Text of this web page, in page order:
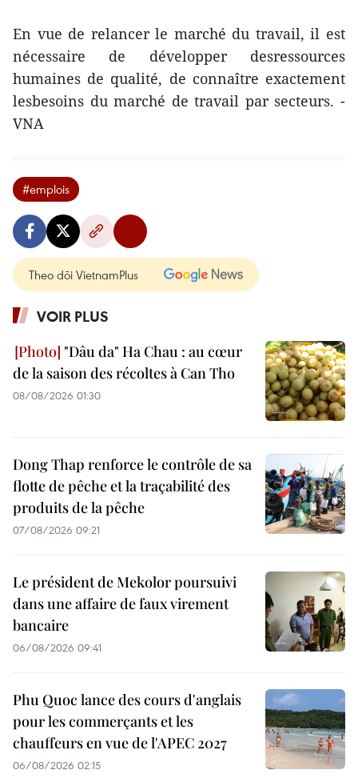
En vue de relancer le marché du travail, il est
nécessaire de développer desressources
humaines de qualité, de connaître exactement
lesbesoins du marché de travail par secteurs. -
VNA
#emplois
Theo dõi VietnamPlus
VOIR PLUS
"Dâu da" Ha Chau : au cœur
de la saison des récoltes à Can Tho
08/08/2026 01:30
Dong Thap renforce le contrôle de sa
flotte de pêche et la traçabilité des
produits de la pêche
07/08/2026 09:21
Le président de Mekolor poursuivi
dans une affaire de faux virement
bancaire
06/08/2026 09:41
Phu Quoc lance des cours d'anglais
pour les commerçants et les
chauffeurs en vue de l'APEC 2027
06/08/2026 02:15